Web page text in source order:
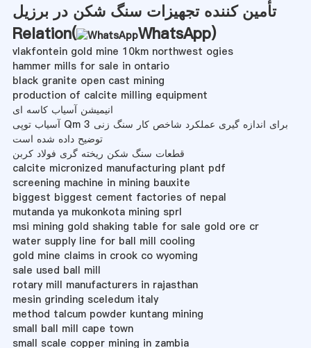
تأمین کننده تجهیزات سنگ شکن در برزیل
Relation(
WhatsApp)
vlakfontein gold mine 10km northwest ogies
hammer mills for sale in ontario
black granite open cast mining
production of calcite milling equipment
انیمیشن آسیاب کاسه ای
آسیاب توپی Qm 3 برای اندازه گیری عملکرد شاخص کار سنگ زنی
توضیح داده شده است
قطعات سنگ شکن ریخته گری فولاد کربن
calcite micronized manufacturing plant pdf
screening machine in mining bauxite
biggest biggest cement factories of nepal
mutanda ya mukonkota mining sprl
msi mining gold shaking table for sale gold ore cr
water supply line for ball mill cooling
gold mine claims in crook co wyoming
sale used ball mill
rotary mill manufacturers in rajasthan
mesin grinding sceledum italy
method talcum powder kuntang mining
small ball mill cape town
small scale copper mining in zambia